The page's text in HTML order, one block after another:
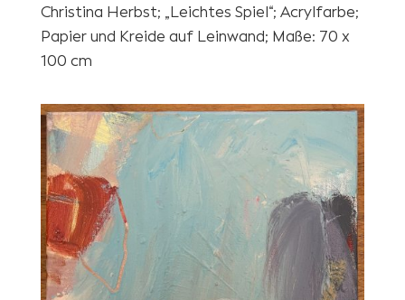
Christina Herbst; „Leichtes Spiel“; Acrylfarbe;
Papier und Kreide auf Leinwand; Maße: 70 x
100 cm